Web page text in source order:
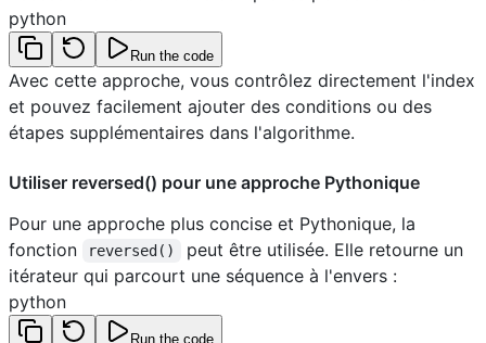
python
Run the code
Avec cette approche, vous contrôlez directement l'index
et pouvez facilement ajouter des conditions ou des
étapes supplémentaires dans l'algorithme.
Utiliser reversed() pour une approche Pythonique
Pour une approche plus concise et Pythonique, la
fonction
reversed()
peut être utilisée. Elle retourne un
itérateur qui parcourt une séquence à l'envers :
python
Run the code